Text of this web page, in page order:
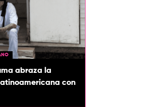
abraza la
con